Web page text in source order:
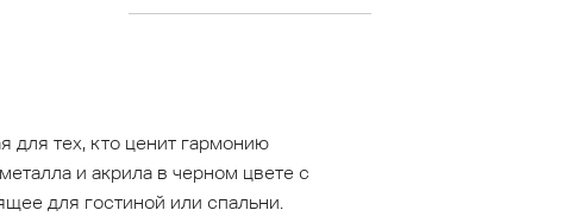
для тех, кто ценит гармонию
и акрила в черном цвете с
для гостиной или спальни.